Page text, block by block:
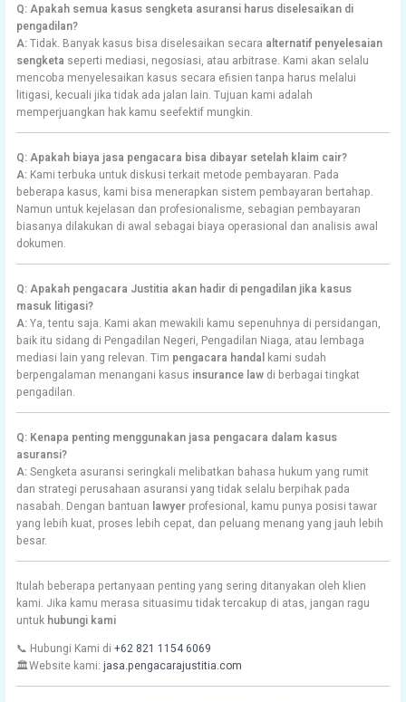
Q: Apakah semua kasus sengketa asuransi harus diselesaikan di
pengadilan?
A:Tidak. Banyak kasus bisa diselesaikan secara alternatif penyelesaian
sengketa seperti mediasi, negosiasi, atau arbitrase. Kami akan selalu
mencoba menyelesaikan kasus secara efisien tanpa harus melalui
litigasi, kecuali jika tidak ada jalan lain. Tujuan kami adalah
memperjuangkan hak kamu seefektif mungkin.
Q: Apakah biaya jasa pengacara bisa dibayar setelah klaim cair?
A: Kami terbuka untuk diskusi terkait metode pembayaran. Pada
beberapa kasus, kami bisa menerapkan sistem pembayaran bertahap.
Namun untuk kejelasan dan profesionalisme, sebagian pembayaran
biasanya dilakukan di awal sebagai biaya operasional dan analisis awal
dokumen.
Q: Apakah pengacara Justitia akan hadir di pengadilan jika kasus
masuk litigasi?
A:Ya, tentu saja. Kami akan mewakili kamu sepenuhnya di persidangan,
baik itu sidang di Pengadilan Negeri, Pengadilan Niaga, atau lembaga
mediasi lain yang relevan. Tim pengacara handal kami sudah
berpengalaman menangani kasus insurance law di berbagai tingkat
pengadilan.
Q: Kenapa penting menggunakan jasa pengacara dalam kasus
asuransi?
A:Sengketa asuransi seringkali melibatkan bahasa hukum yang rumit
dan strategi perusahaan asuransi yang tidak selalu berpihak pada
nasabah. Dengan bantuan lawyer profesional, kamu punya posisi tawar
yang lebih kuat, proses lebih cepat, dan peluang menang yang jauh lebih
besar.
Itulah beberapa pertanyaan penting yang sering ditanyakan oleh klien
kami. Jika kamu merasa situasimu tidak tercakup di atas, jangan ragu
untuk hubungi kami
📞 Hubungi Kami di+62 821 1154 6069
🏛️Website kami:jasa.pengacarajustitia.com